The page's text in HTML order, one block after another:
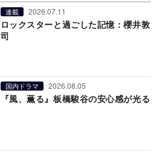
連載 2026.07.11
ロックスターと過ごした記憶：櫻井敦
司
国内ドラマ 2026.08.05
『風、薫る』板橋駿谷の安心感が光る